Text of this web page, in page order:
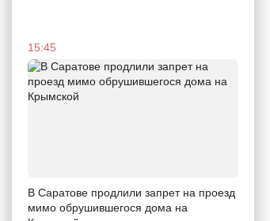
15:45
В Саратове продлили запрет на проезд
мимо обрушившегося дома на